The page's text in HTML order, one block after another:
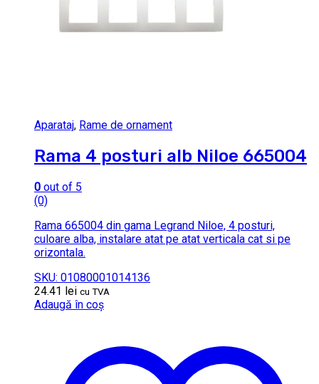
Aparataj, Rame de ornament
Rama 4 posturi alb Niloe 665004
0 out of 5
(0)
Rama 665004 din gama Legrand Niloe, 4 posturi,
culoare alba, instalare atat pe atat verticala cat si pe
orizontala.
SKU: 01080001014136
24.41 lei cu TVA
Adaugă în coș